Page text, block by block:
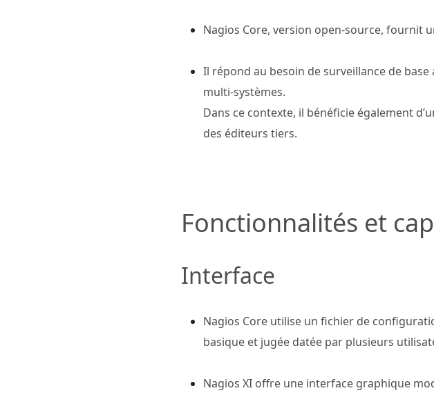
Nagios Core, version open‑source, fournit
Il répond au besoin de surveillance de
multi‑systèmes.
Dans ce contexte, il bénéficie également
des éditeurs tiers.
Fonctionnalités et
Interface
Nagios Core utilise un fichier de
basique et jugée datée par plusieurs
Nagios XI offre une interface graphique